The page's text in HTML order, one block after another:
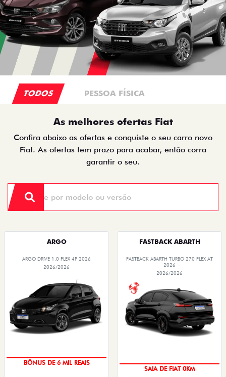
TODOS PESSOA FÍSICA
As melhores ofertas Fiat
Confira abaixo as ofertas e conquiste o seu carro novo
Fiat. As ofertas tem prazo para acabar, então corra
garantir o seu.
ARGO
ARGO DRIVE 1.0 FLEX 4P 2026
2026/2026
BÔNUS DE 6 MIL REAIS
FASTBACK ABARTH
FASTBACK ABARTH TURBO 270 FLEX AT
2026
2026/2026
SAIA DE FIAT 0KM